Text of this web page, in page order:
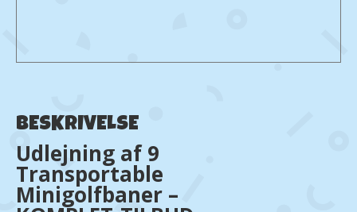
BESKRIVELSE
Udlejning af 9
Transportable
Minigolfbaner –